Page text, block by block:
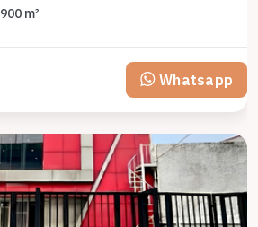
900 m²
Whatsapp